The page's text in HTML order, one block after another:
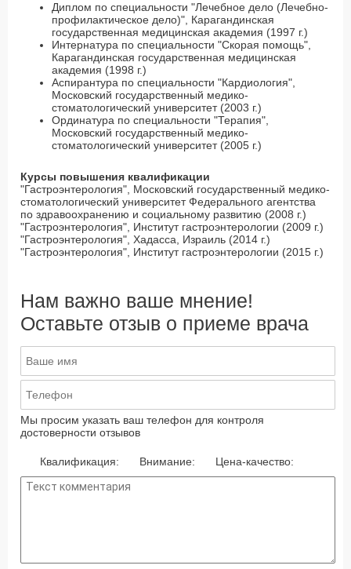
Диплом по специальности "Лечебное дело (Лечебно-
профилактическое дело)", Карагандинская
государственная медицинская академия (1997 г.)
Интернатура по специальности "Скорая помощь",
Карагандинская государственная медицинская
академия (1998 г.)
Аспирантура по специальности "Кардиология",
Московский государственный медико-
стоматологический университет (2003 г.)
Ординатура по специальности "Терапия",
Московский государственный медико-
стоматологический университет (2005 г.)
Курсы повышения квалификации
"Гастроэнтерология", Московский государственный медико-
стоматологический университет Федерального агентства
по здравоохранению и социальному развитию (2008 г.)
"Гастроэнтерология", Институт гастроэнтерологии (2009 г.)
"Гастроэнтерология", Хадасса, Израиль (2014 г.)
"Гастроэнтерология", Институт гастроэнтерологии (2015 г.)
Нам важно ваше мнение!
Оставьте отзыв о приеме врача
Мы просим указать ваш телефон для контроля
достоверности отзывов
Квалификация: Внимание: Цена-качество: